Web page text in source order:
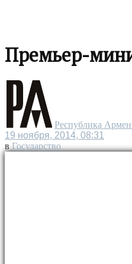
Премьер-
Республика
19 ноября, 2014, 08:31
в Государство